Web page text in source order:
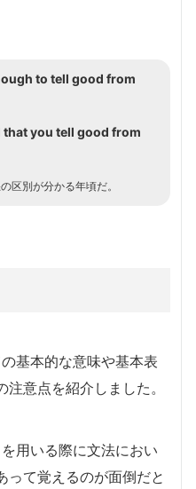
to tell good from
that you tell good from
区別が分かる年頃だ。
基本的な意味や基本表
意点を紹介しました。
用いる際に文法におい
って覚えるのが面倒だと